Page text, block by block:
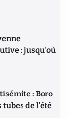
: jusqu'où
: Boro
tubes de l’été